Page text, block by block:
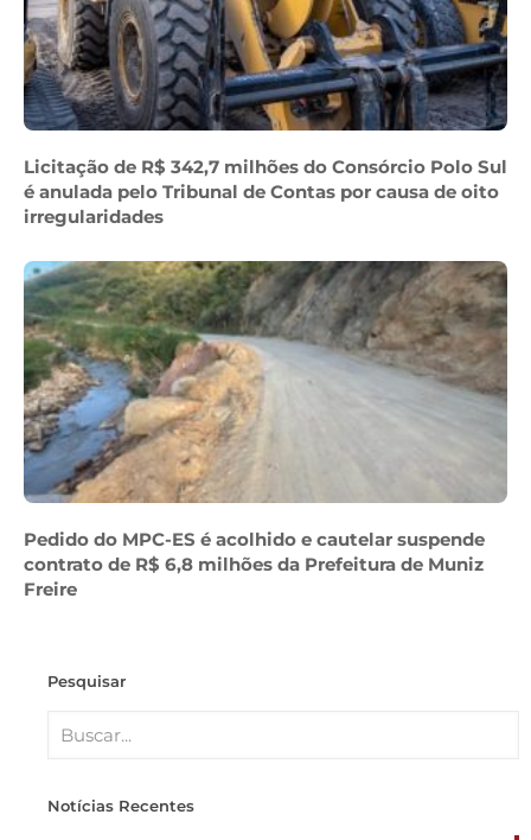
Licitação de R$ 342,7 milhões do Consórcio Polo Sul
é anulada pelo Tribunal de Contas por causa de oito
irregularidades
Pedido do MPC-ES é acolhido e cautelar suspende
contrato de R$ 6,8 milhões da Prefeitura de Muniz
Freire
Pesquisar
Notícias Recentes